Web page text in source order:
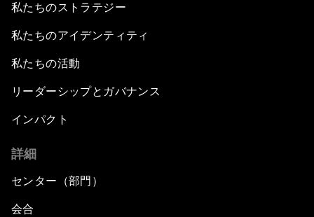
私たちのストラテジー
私たちのアイデンティティ
私たちの活動
リーダーシップとガバナンス
インパクト
詳細
センター（部門）
会合